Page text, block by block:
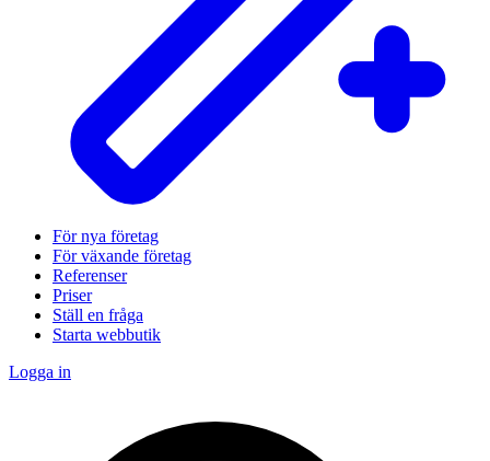
För nya företag
För växande företag
Referenser
Priser
Ställ en fråga
Starta webbutik
Logga in